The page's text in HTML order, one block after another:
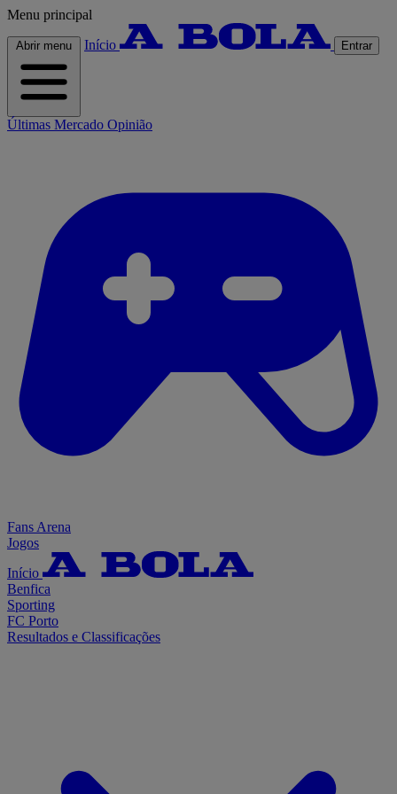
Menu principal
Abrir menu Início Entrar
Últimas Mercado Opinião
Fans Arena
Jogos
Início
Benfica
Sporting
FC Porto
Resultados e Classificações